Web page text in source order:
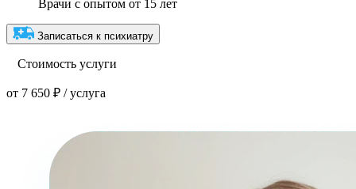
Врачи с опытом от 15 лет
Записаться к психиатру
Стоимость услуги
от 7 650 ₽ / услуга